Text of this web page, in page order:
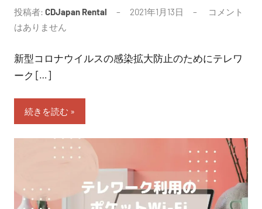
投稿者: CDJapan Rental 2021年1月13日
コメント
はありません
新型コロナウイルスの感染拡大防止のためにテレワ
ーク […]
続きを読む